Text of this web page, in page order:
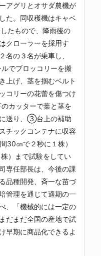
アグリとオサダ農機が
た。同収穫機はキャベ
たもので、降雨後の
クローラーを採用す
名の３名が乗車し、
でブロッコリーを搬
上げ、茎を掴むベルト
コリーの花蕾を傷つけ
カッターで葉と茎を
送り、③台上の補助
チックコンテナに収容
30㎝で２秒に１株）
）まで試験をしてい
専任部長は、今後の課
品種開発、斉一な苗づ
管理を通じて適期の一
、「機械的には一定の
だまだ全国の産地で試
早期に商品化できるよ